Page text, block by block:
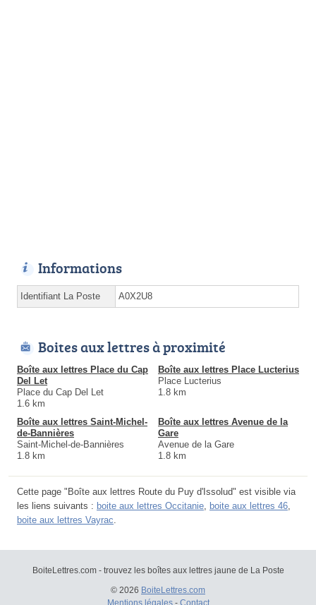
Informations
Identifiant La Poste A0X2U8
Boites aux lettres à proximité
Boîte aux lettres Place du Cap
Del Let
Place du Cap Del Let
1.6 km
Boîte aux lettres Place Lucterius
Place Lucterius
1.8 km
Boîte aux lettres Saint-Michel-
de-Bannières
Saint-Michel-de-Bannières
1.8 km
Boîte aux lettres Avenue de la
Gare
Avenue de la Gare
1.8 km
Cette page "Boîte aux lettres Route du Puy d'Issolud" est visible via
les liens suivants : boite aux lettres Occitanie boite aux lettres 46
boite aux lettres Vayrac
BoiteLettres.com - trouvez les boîtes aux lettres jaune de La Poste
© 2026 BoiteLettres.com
Mentions légales- Contact